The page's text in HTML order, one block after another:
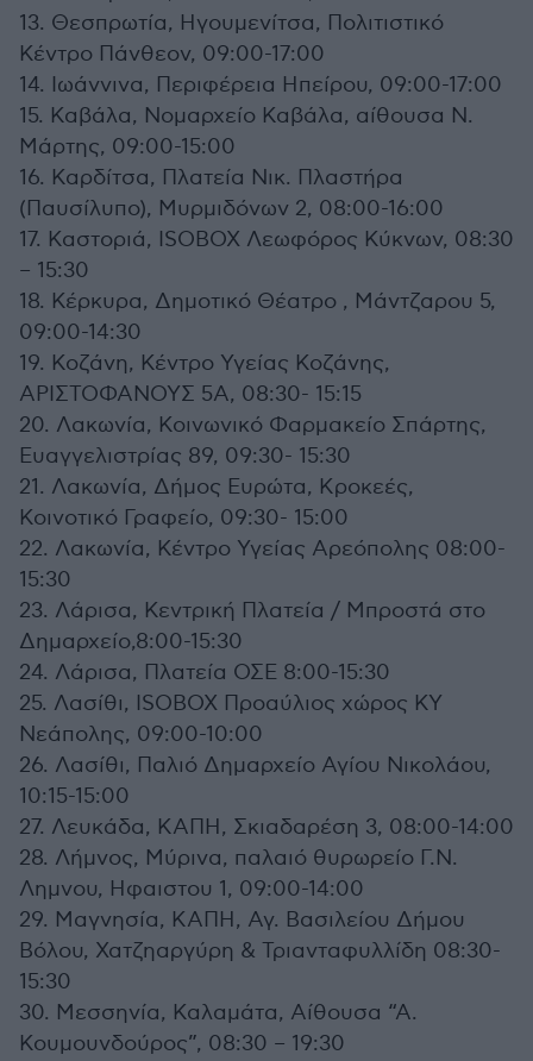
13. Θεσπρωτία, Ηγουμενίτσα, Πολιτιστικό
Κέντρο Πάνθεον, 09:00-17:00
14. Ιωάννινα, Περιφέρεια Ηπείρου, 09:00-17:00
15. Καβάλα, Νομαρχείο Καβάλα, αίθουσα Ν.
Μάρτης, 09:00-15:00
16. Καρδίτσα, Πλατεία Νικ. Πλαστήρα
(Παυσίλυπο), Μυρμιδόνων 2, 08:00-16:00
17. Καστοριά, ISOBOX Λεωφόρος Κύκνων, 08:30
– 15:30
18. Κέρκυρα, Δημοτικό Θέατρο , Μάντζαρου 5,
09:00-14:30
19. Κοζάνη, Κέντρο Υγείας Κοζάνης,
ΑΡΙΣΤΟΦΑΝΟΥΣ 5Α, 08:30- 15:15
20. Λακωνία, Κοινωνικό Φαρμακείο Σπάρτης,
Ευαγγελιστρίας 89, 09:30- 15:30
21. Λακωνία, Δήμος Ευρώτα, Κροκεές,
Κοινοτικό Γραφείο, 09:30- 15:00
22. Λακωνία, Κέντρο Υγείας Αρεόπολης 08:00-
15:30
23. Λάρισα, Κεντρική Πλατεία / Μπροστά στο
Δημαρχείο,8:00-15:30
24. Λάρισα, Πλατεία ΟΣΕ 8:00-15:30
25. Λασίθι, ISOBOX Προαύλιος χώρος ΚΥ
Νεάπολης, 09:00-10:00
26. Λασίθι, Παλιό Δημαρχείο Αγίου Νικολάου,
10:15-15:00
27. Λευκάδα, ΚΑΠΗ, Σκιαδαρέση 3, 08:00-14:00
28. Λήμνος, Μύρινα, παλαιό θυρωρείο Γ.Ν.
Λημνου, Ηφαιστου 1, 09:00-14:00
29. Μαγνησία, ΚΑΠΗ, Αγ. Βασιλείου Δήμου
Βόλου, Χατζηαργύρη & Τριανταφυλλίδη 08:30-
15:30
30. Μεσσηνία, Καλαμάτα, Αίθουσα “Α.
Κουμουνδούρος”, 08:30 – 19:30